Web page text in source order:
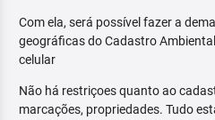
Com ela, será possível fazer a
geográficas do Cadastro
celular
Não há restriçoes quanto ao
marcações, propriedades. Tudo